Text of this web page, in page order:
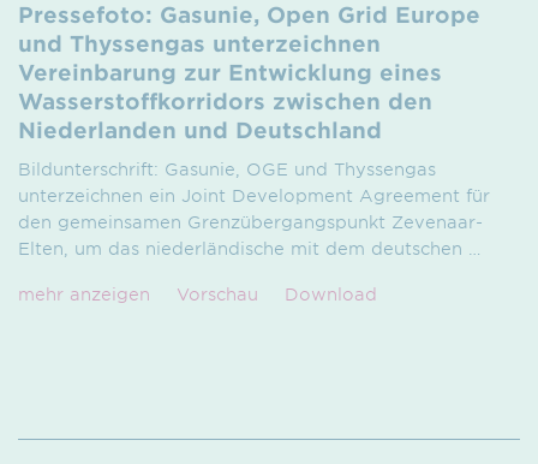
Pressefoto: Gasunie, Open Grid Europe
und Thyssengas unterzeichnen
Vereinbarung zur Entwicklung eines
Wasserstoffkorridors zwischen den
Niederlanden und Deutschland
Bildunterschrift: Gasunie, OGE und Thyssengas
unterzeichnen ein Joint Development Agreement für
den gemeinsamen Grenzübergangspunkt Zevenaar-
Elten, um das niederländische mit dem deutschen
mehr anzeigen Vorschau Download